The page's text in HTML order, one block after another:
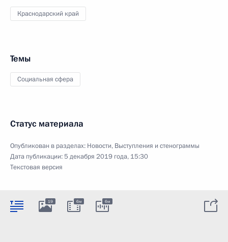
Краснодарский край
Темы
Социальная сфера
Статус материала
Опубликован в разделах: Новости, Выступления и стенограммы
Дата публикации:5 декабря 2019 года, 15:30
Текстовая версия
19 6м 6м